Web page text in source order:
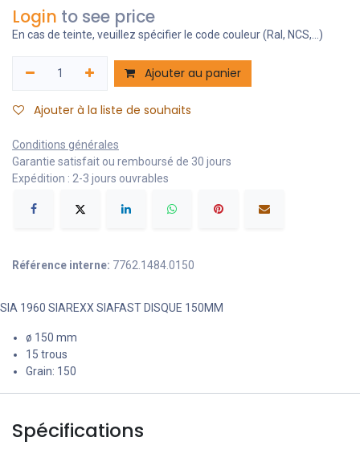
Login to see price
En cas de teinte, veuillez spécifier le code couleur (Ral, NCS,...)
Ajouter au panier
Ajouter à la liste de souhaits
Conditions générales
Garantie satisfait ou remboursé de 30 jours
Expédition : 2-3 jours ouvrables
Référence interne: 7762.1484.0150
SIA 1960 SIAREXX SIAFAST DISQUE 150MM
ø 150 mm
15 trous
Grain: 150
Spécifications